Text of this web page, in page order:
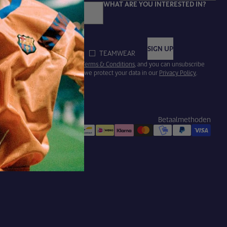
Email WHAT ARE YOU INTERESTED IN?
FASHION TEAMWEAR
SIGN UP
subscribing, you agree to ourTerms & Conditions, and you can unsubscribe
you like. Find out how we protect your data in our Privacy Policy.
Betaalmethoden